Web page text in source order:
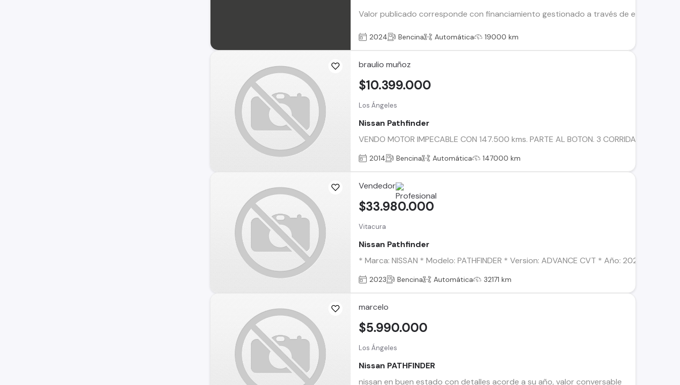
Valor publicado corresponde con financiamiento gestionado a través de entidades
2024 Bencina Automática 19000 km
braulio muñoz
Los Ángeles
Nissan Pathfinder
VENDO MOTOR IMPECABLE CON 147.500 kms. PARTE AL BOTON. 3 CORRIDAS DE
$10.399.000
2014 Bencina Automática 147000 km
Vendedor
Vitacura
Nissan Pathfinder
* Marca: NISSAN * Modelo: PATHFINDER * Version: ADVANCE CVT * Año: 2023 *
$33.980.000
2023 Bencina Automática 32171 km
marcelo
Los Ángeles
Nissan PATHFINDER
nissan en buen estado con detalles acorde a su año, valor conversable
$5.990.000